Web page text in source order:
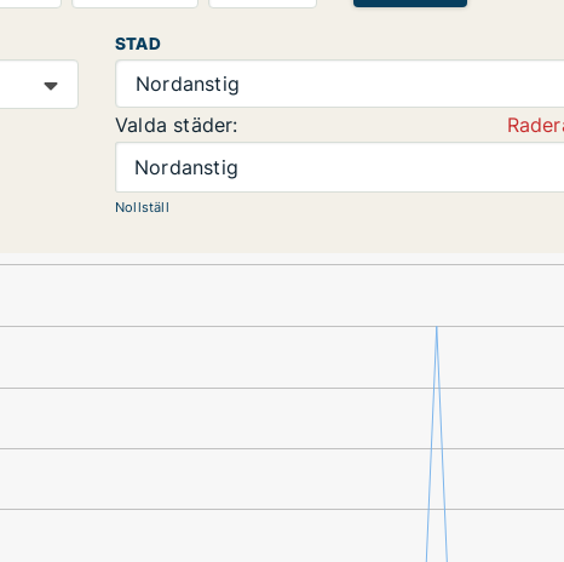
STAD
Nordanstig
Valda städer:
Nordanstig
Nollställ